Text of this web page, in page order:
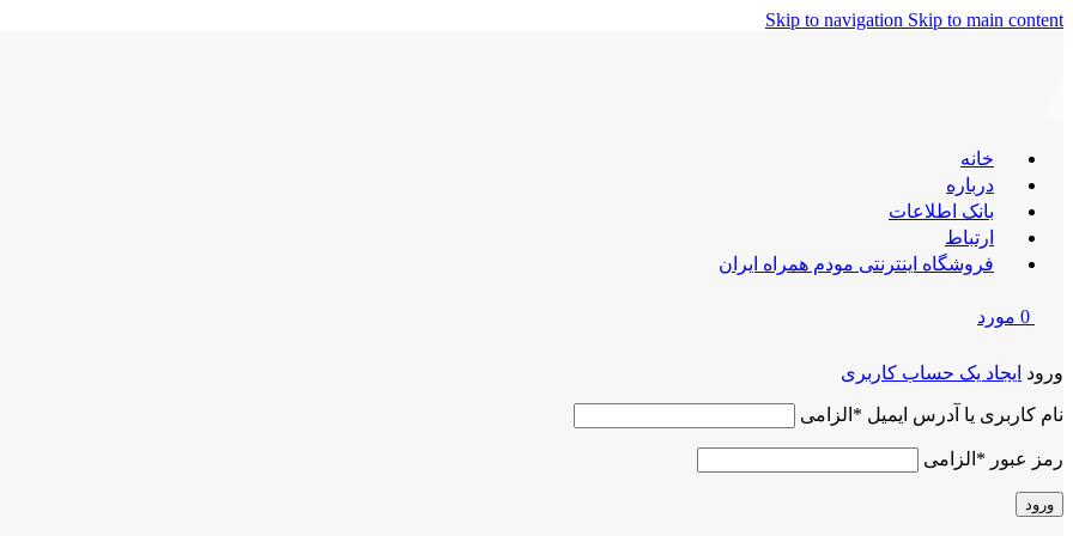
Skip to navigation Skip to main content
خانه
درباره
بانک اطلاعات
ارتباط
فروشگاه اینترنتی مودم همراه ایران
0 مورد
ورود ایجاد یک حساب کاربری
نام کاربری یا آدرس ایمیل * الزامی
رمز عبور * الزامی
ورود